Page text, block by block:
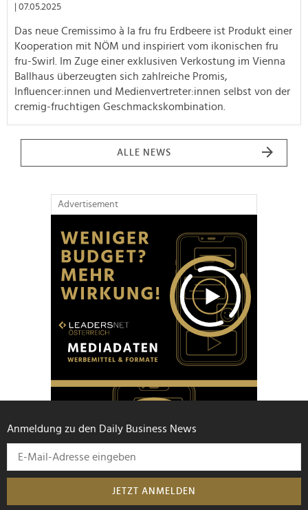
| 07.05.2025
Das neue Cremissimo à la fru fru Erdbeere ist Produkt einer
Kooperation mit NÖM und inspiriert vom ikonischen fru
fru-Swirl. Im Zuge einer exklusiven Verkostung im Vienna
Ballhaus überzeugten sich zahlreiche Promis,
Influencer:innen und Medienvertreter:innen selbst von der
cremig-fruchtigen Geschmackskombination.
ALLE NEWS
Advertisement
Anmeldung zu den Daily Business News
JETZT ANMELDEN